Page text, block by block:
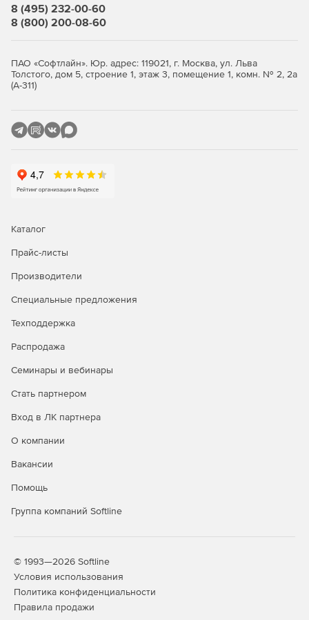
8 (495) 232-00-60
8 (800) 200-08-60
ПАО «Софтлайн». Юр. адрес: 119021, г. Москва, ул. Льва
Толстого, дом 5, строение 1, этаж 3, помещение 1, комн. № 2, 2а
(А-311)
Каталог
Прайс-листы
Производители
Специальные предложения
Техподдержка
Распродажа
Семинары и вебинары
Стать партнером
Вход в ЛК партнера
О компании
Вакансии
Помощь
Группа компаний Softline
© 1993—2026 Softline
Условия использования
Политика конфиденциальности
Правила продажи